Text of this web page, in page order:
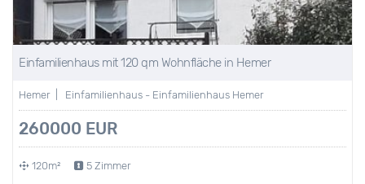
Einfamilienhaus mit 120 qm Wohnfläche in Hemer
Hemer | Einfamilienhaus - Einfamilienhaus Hemer
260000 EUR
120m² 5 Zimmer